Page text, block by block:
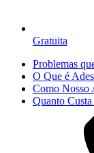
Gratuita
Problemas
O Que é
Como Nosso
Quanto